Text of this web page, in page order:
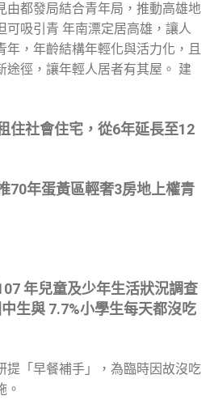
由都發局結合青年局，推動高雄地
可吸引青 年南漂定居高雄，讓人
年，年齡結構年輕化與活力化，且
途徑，讓年輕人居者有其屋。 建
住社會住宅，從6年延長至12
70年蛋黃區輕奢3房地上權青
年兒童及少年生活狀況調查
生與 7.7%小學生每天都沒吃
提「早餐補手」，為臨時因故沒吃
。